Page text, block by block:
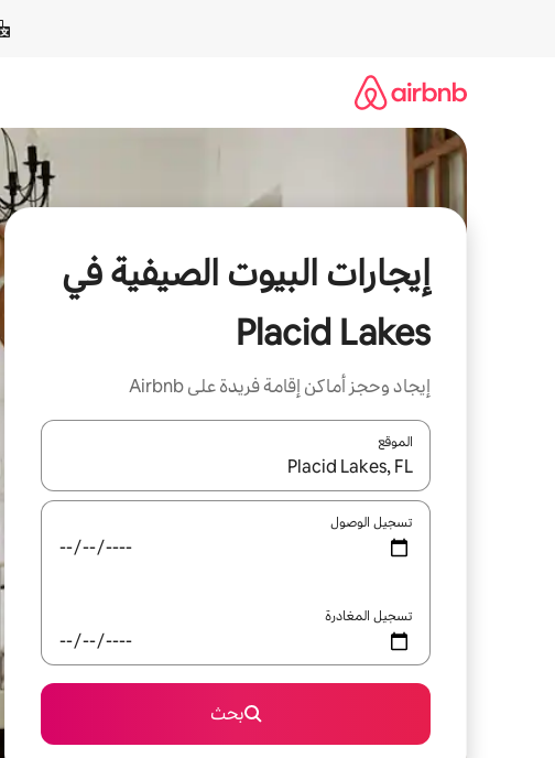
إيجارات البيوت الصيفية في
Placid Lakes
إيجاد وحجز أماكن إقامة فريدة على Airbnb
الموقع
عند توفر النتائج، انتقل باستخدام السهمين لأعلى ولأسفل أو
تسجيل الوصول
تسجيل المغادرة
بحث